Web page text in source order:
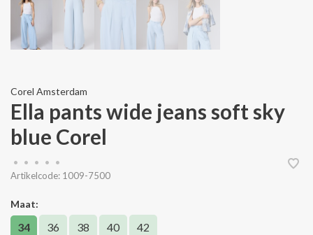
Corel Amsterdam
Ella pants wide jeans soft sky
blue Corel
• • • •
•
Artikelcode: 1009-7500
Maat:
34 36 38 40 42